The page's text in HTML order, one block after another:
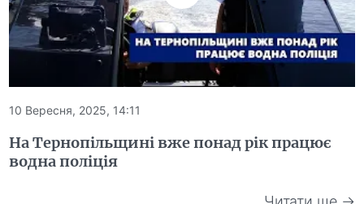
10 Вересня, 2025, 14:11
На Тернопільщині вже понад рік працює
водна поліція